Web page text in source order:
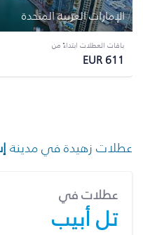
الإمارات العربية المتحدة
باقات العطلات ابتداءً من
EUR 611
عطلات زهيدة في مدينة
عطلات في
تل أبيب